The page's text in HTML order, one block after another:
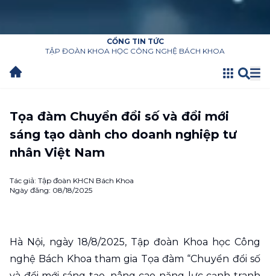
CỔNG TIN TỨC
TẬP ĐOÀN KHOA HỌC CÔNG NGHỆ BÁCH KHOA
Tọa đàm Chuyển đổi số và đổi mới
sáng tạo dành cho doanh nghiệp tư
nhân Việt Nam
Tác giả: Tập đoàn KHCN Bách Khoa
Ngày đăng: 08/18/2025
Hà Nội, ngày 18/8/2025, Tập đoàn Khoa học Công
nghệ Bách Khoa tham gia Tọa đàm “Chuyển đổi số